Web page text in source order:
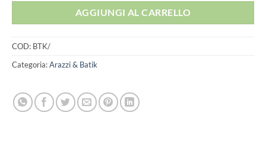
AGGIUNGI AL CARRELLO
COD: BTK/
Categoria:Arazzi & Batik